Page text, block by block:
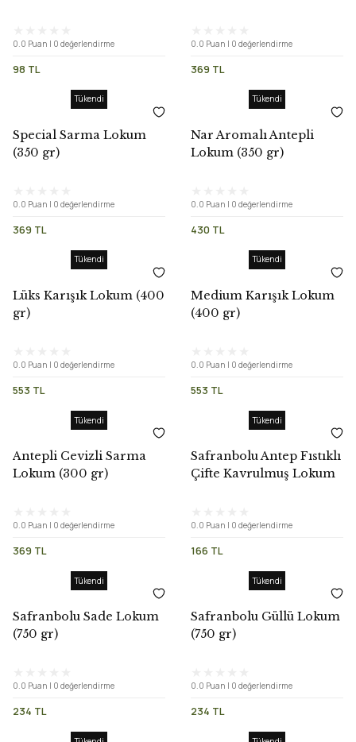
0.0 Puan | 0 değerlendirme
98 TL
0.0 Puan | 0 değerlendirme
369 TL
Tükendi
Special Sarma Lokum
(350 gr)
0.0 Puan | 0 değerlendirme
369 TL
Tükendi
Nar Aromalı Antepli
Lokum (350 gr)
0.0 Puan | 0 değerlendirme
430 TL
Tükendi
Lüks Karışık Lokum (400
gr)
0.0 Puan | 0 değerlendirme
553 TL
Tükendi
Medium Karışık Lokum
(400 gr)
0.0 Puan | 0 değerlendirme
553 TL
Tükendi
Antepli Cevizli Sarma
Lokum (300 gr)
0.0 Puan | 0 değerlendirme
369 TL
Tükendi
Safranbolu Antep Fıstıklı
Çifte Kavrulmuş Lokum
0.0 Puan | 0 değerlendirme
166 TL
Tükendi
Safranbolu Sade Lokum
(750 gr)
0.0 Puan | 0 değerlendirme
234 TL
Tükendi
Safranbolu Güllü Lokum
(750 gr)
0.0 Puan | 0 değerlendirme
234 TL